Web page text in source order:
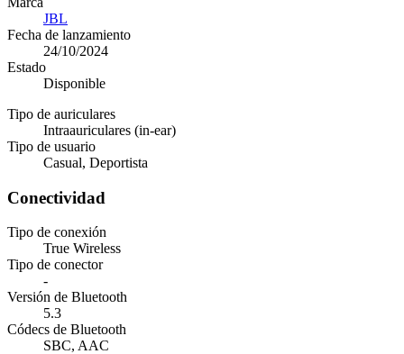
JBL
Fecha de lanzamiento
24/10/2024
Estado
Disponible
Tipo de auriculares
Intraauriculares (in-ear)
Tipo de usuario
Casual, Deportista
Conectividad
Tipo de conexión
True Wireless
Tipo de conector
-
Versión de Bluetooth
5.3
Códecs de Bluetooth
SBC, AAC